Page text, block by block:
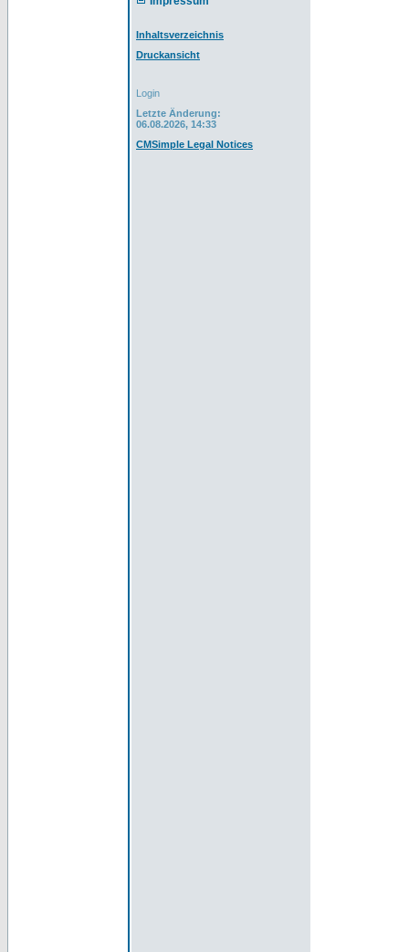
Inhaltsverzeichnis
Druckansicht
Login
Letzte Änderung:
06.08.2026, 14:33
CMSimple Legal Notices